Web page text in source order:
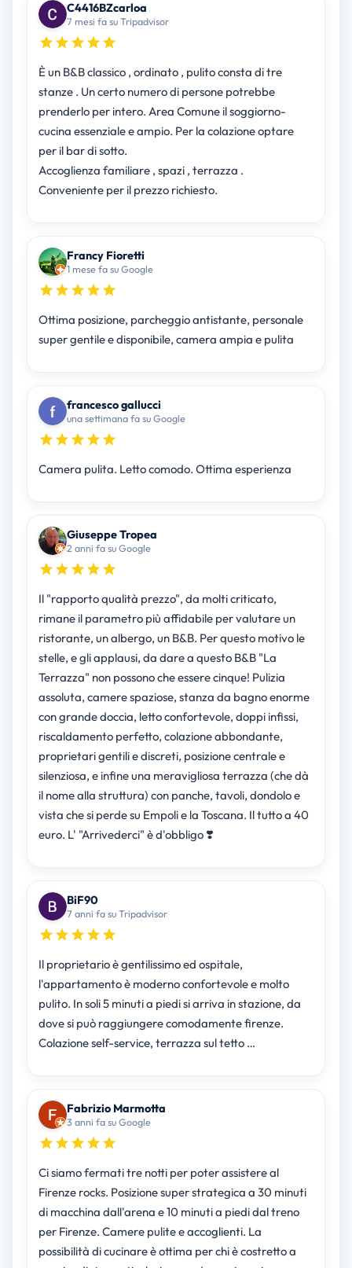
C4416BZcarloa
7 mesi fa su Tripadvisor
È un B&B classico , ordinato , pulito consta di tre
stanze . Un certo numero di persone potrebbe
prenderlo per intero. Area Comune il soggiorno-
cucina essenziale e ampio. Per la colazione optare
per il bar di sotto.
Accoglienza familiare , spazi , terrazza .
Conveniente per il prezzo richiesto.
Francy Fioretti
1 mese fa su Google
Ottima posizione, parcheggio antistante, personale
super gentile e disponibile, camera ampia e pulita
francesco gallucci
una settimana fa su Google
Camera pulita. Letto comodo. Ottima esperienza
Giuseppe Tropea
2 anni fa su Google
Il "rapporto qualità prezzo", da molti criticato,
rimane il parametro più affidabile per valutare un
ristorante, un albergo, un B&B. Per questo motivo le
stelle, e gli applausi, da dare a questo B&B "La
Terrazza" non possono che essere cinque! Pulizia
assoluta, camere spaziose, stanza da bagno enorme
con grande doccia, letto confortevole, doppi infissi,
riscaldamento perfetto, colazione abbondante,
proprietari gentili e discreti, posizione centrale e
silenziosa, e infine una meravigliosa terrazza (che dà
il nome alla struttura) con panche, tavoli, dondolo e
vista che si perde su Empoli e la Toscana. Il tutto a 40
euro. L' "Arrivederci" è d'obbligo ❣️
BiF90
7 anni fa su Tripadvisor
Il proprietario è gentilissimo ed ospitale,
l'appartamento è moderno confortevole e molto
pulito. In soli 5 minuti a piedi si arriva in stazione, da
dove si può raggiungere comodamente firenze.
Colazione self-service, terrazza sul tetto …
Fabrizio Marmotta
3 anni fa su Google
Ci siamo fermati tre notti per poter assistere al
Firenze rocks. Posizione super strategica a 30 minuti
di macchina dall'arena e 10 minuti a piedi dal treno
per Firenze. Camere pulite e accoglienti. La
possibilità di cucinare è ottima per chi è costretto a